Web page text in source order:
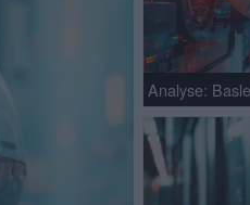
Analyse: